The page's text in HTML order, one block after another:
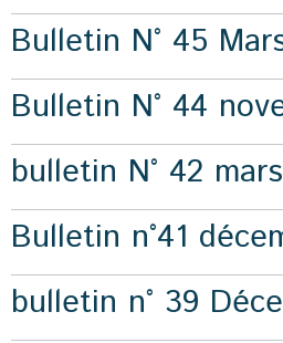
Bulletin N° 45
Bulletin N° 44
bulletin N° 42
Bulletin n°41
bulletin n° 39